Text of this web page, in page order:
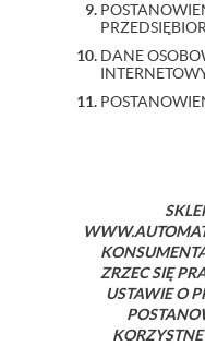
DANE
ZRZEC SIĘ
USTAWIE O